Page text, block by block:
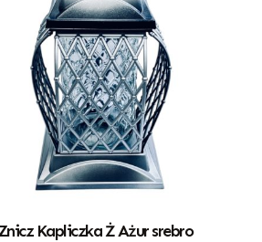
Kapliczka Ż Ażur srebro